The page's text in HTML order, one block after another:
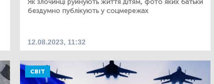
Як злочинці руйнують життя дітям, фото яких батьки
бездумно публікують у соцмережах
12.08.2023, 11:32
СВІТ